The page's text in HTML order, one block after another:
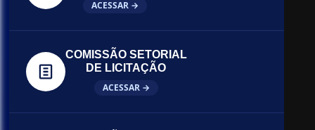
ACESSAR →
COMISSÃO SETORIAL
DE LICITAÇÃO
ACESSAR →